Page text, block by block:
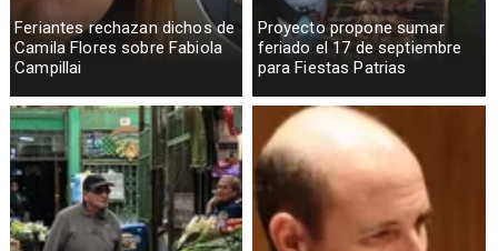
Feriantes rechazan dichos de
Camila Flores sobre Fabiola
Campillai
Proyecto propone sumar
feriado el 17 de septiembre
para Fiestas Patrias